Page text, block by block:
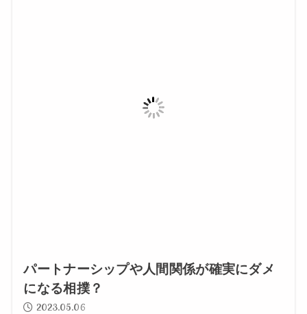
パートナーシップや人間関係が確実にダメ
になる相撲？
2023.05.06